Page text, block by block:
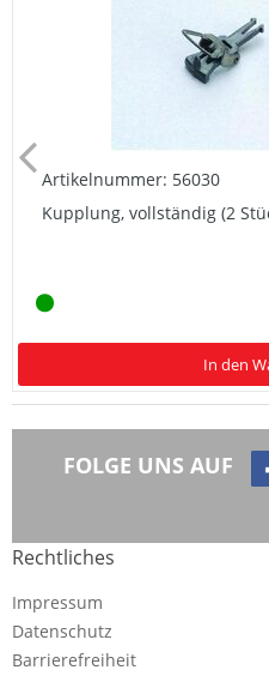
Artikelnummer: 56030
Kupplung, vollständig (2
In den
FOLGE UNS AUF
Rechtliches
Impressum
Datenschutz
Barrierefreiheit